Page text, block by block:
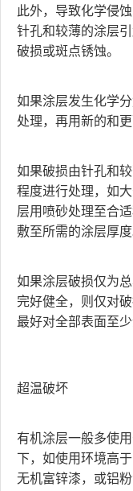
此外，导致化学侵
针孔和较薄的涂层
破损或斑点锈蚀。
如果涂层发生化学
处理，再用新的和
如果破损由针孔和
程度进行处理，如
层用喷砂处理至合
敷至所需的涂层厚度
如果涂层破损仅为
完好健全，则仅对
最好对全部表面至少
超温破坏
有机涂层一般多使
下，如使用环境高
无机富锌漆，或铝粉